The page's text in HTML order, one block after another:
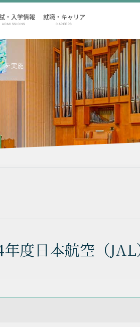
・入学情報
ADMISSIONS
就職・キャリア
CAREERS
を実施
度日本航空（